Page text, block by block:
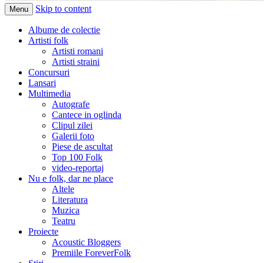
Menu Skip to content
Albume de colectie
Artisti folk
Artisti romani
Artisti straini
Concursuri
Lansari
Multimedia
Autografe
Cantece in oglinda
Clipul zilei
Galerii foto
Piese de ascultat
Top 100 Folk
video-reportaj
Nu e folk, dar ne place
Altele
Literatura
Muzica
Teatru
Proiecte
Acoustic Bloggers
Premiile ForeverFolk